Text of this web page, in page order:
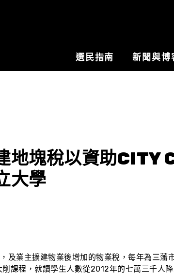
選民指南 新聞與博
地塊稅以資助CITY
大學
及業主擴建物業後增加的物業稅，每年為三藩
課程，就讀學生人數從2012年的七萬三千人